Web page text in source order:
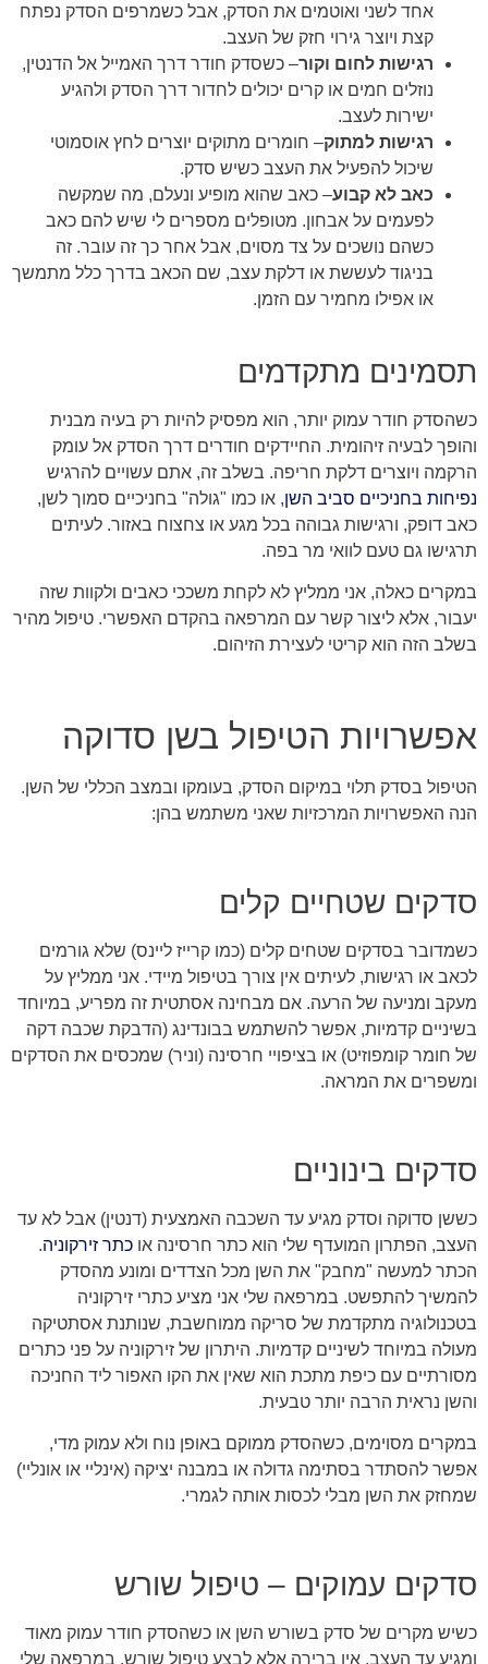
אחד לשני ואוטמים את הסדק, אבל כשמרפים הסדק נפתח
קצת ויוצר גירוי חזק של העצב.
רגישות לחום וקור– כשסדק חודר דרך האמייל אל הדנטין,
נוזלים חמים או קרים יכולים לחדור דרך הסדק ולהגיע
ישירות לעצב.
רגישות למתוק– חומרים מתוקים יוצרים לחץ אוסמוטי
שיכול להפעיל את העצב כשיש סדק.
כאב לא קבוע– כאב שהוא מופיע ונעלם, מה שמקשה
לפעמים על אבחון. מטופלים מספרים לי שיש להם כאב
כשהם נושכים על צד מסוים, אבל אחר כך זה עובר. זה
בניגוד לעששת או דלקת עצב, שם הכאב בדרך כלל מתמשך
או אפילו מחמיר עם הזמן.
תסמינים מתקדמים
כשהסדק חודר עמוק יותר, הוא מפסיק להיות רק בעיה מבנית
והופך לבעיה זיהומית. החיידקים חודרים דרך הסדק אל עומק
הרקמה ויוצרים דלקת חריפה. בשלב זה, אתם עשויים להרגיש
נפיחות בחניכיים סביב השן, או כמו "גולה" בחניכיים סמוך לשן,
כאב דופק, ורגישות גבוהה בכל מגע או צחצוח באזור. לעיתים
תרגישו גם טעם לוואי מר בפה.
במקרים כאלה, אני ממליץ לא לקחת משככי כאבים ולקוות שזה
יעבור, אלא ליצור קשר עם המרפאה בהקדם האפשרי. טיפול מהיר
בשלב הזה הוא קריטי לעצירת הזיהום.
אפשרויות הטיפול בשן סדוקה
הטיפול בסדק תלוי במיקום הסדק, בעומקו ובמצב הכללי של השן.
הנה האפשרויות המרכזיות שאני משתמש בהן:
סדקים שטחיים קלים
כשמדובר בסדקים שטחים קלים (כמו קרייז ליינס) שלא גורמים
לכאב או רגישות, לעיתים אין צורך בטיפול מיידי. אני ממליץ על
מעקב ומניעה של הרעה. אם מבחינה אסתטית זה מפריע, במיוחד
בשיניים קדמיות, אפשר להשתמש בבונדינג (הדבקת שכבה דקה
של חומר קומפוזיט) או בציפויי חרסינה (וניר) שמכסים את הסדקים
ומשפרים את המראה.
סדקים בינוניים
כששן סדוקה וסדק מגיע עד השכבה האמצעית (דנטין) אבל לא עד
העצב, הפתרון המועדף שלי הוא כתר חרסינה או כתר זירקוניה.
הכתר למעשה "מחבק" את השן מכל הצדדים ומונע מהסדק
להמשיך להתפשט. במרפאה שלי אני מציע כתרי זירקוניה
בטכנולוגיה מתקדמת של סריקה ממוחשבת, שנותנת אסתטיקה
מעולה במיוחד לשיניים קדמיות. היתרון של זירקוניה על פני כתרים
מסורתיים עם כיפת מתכת הוא שאין את הקו האפור ליד החניכה
והשן נראית הרבה יותר טבעית.
במקרים מסוימים, כשהסדק ממוקם באופן נוח ולא עמוק מדי,
אפשר להסתדר בסתימה גדולה או במבנה יציקה (אינליי או אונליי)
שמחזק את השן מבלי לכסות אותה לגמרי.
סדקים עמוקים – טיפול שורש
כשיש מקרים של סדק בשורש השן או כשהסדק חודר עמוק מאוד
ומגיע עד העצב, אין ברירה אלא לבצע טיפול שורש. במרפאה שלי